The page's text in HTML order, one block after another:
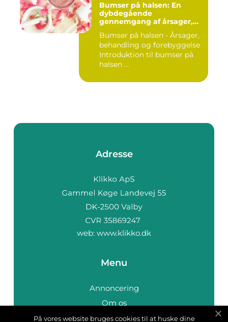
Bumser på halsen: En
dybdegående
gennemgang af årsager,
forebyggelse
Bumser på halsen - Årsager,
behandling og forebyggelse
Introduktion til bumser på
halsen ...
Adresse
web: www.klikko.dk
Menu
Annoncering
Om os
Cookies
På vores website bruges cookies til at huske dine